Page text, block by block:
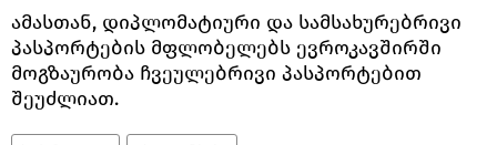
ამასთან, დიპლომატიური და სამსახურებრივი
პასპორტების მფლობელებს ევროკავშირში
მოგზაურობა ჩვეულებრივი პასპორტებით
შეუძლიათ.